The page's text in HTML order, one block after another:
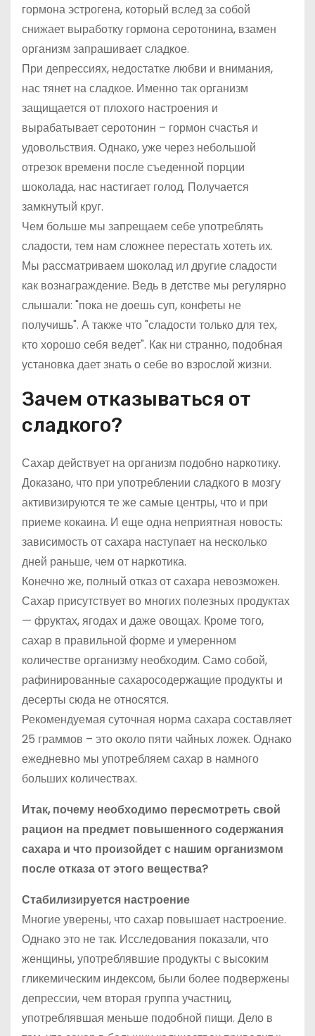
гормона эстрогена, который вслед за собой
снижает выработку гормона серотонина, взамен
организм запрашивает сладкое.
При депрессиях, недостатке любви и внимания,
нас тянет на сладкое. Именно так организм
защищается от плохого настроения и
вырабатывает серотонин – гормон счастья и
удовольствия. Однако, уже через небольшой
отрезок времени после съеденной порции
шоколада, нас настигает голод. Получается
замкнутый круг.
Чем больше мы запрещаем себе употреблять
сладости, тем нам сложнее перестать хотеть их.
Мы рассматриваем шоколад ил другие сладости
как вознаграждение. Ведь в детстве мы регулярно
слышали: "пока не доешь суп, конфеты не
получишь". А также что "сладости только для тех,
кто хорошо себя ведет". Как ни странно, подобная
установка дает знать о себе во взрослой жизни.
Зачем отказываться от
сладкого?
Сахар действует на организм подобно наркотику.
Доказано, что при употреблении сладкого в мозгу
активизируются те же самые центры, что и при
приеме кокаина. И еще одна неприятная новость:
зависимость от сахара наступает на несколько
дней раньше, чем от наркотика.
Конечно же, полный отказ от сахара невозможен.
Сахар присутствует во многих полезных продуктах
— фруктах, ягодах и даже овощах. Кроме того,
сахар в правильной форме и умеренном
количестве организму необходим. Само собой,
рафинированные сахаросодержащие продукты и
десерты сюда не относятся.
Рекомендуемая суточная норма сахара составляет
25 граммов – это около пяти чайных ложек. Однако
ежедневно мы употребляем сахар в намного
больших количествах.
Итак, почему необходимо пересмотреть свой
рацион на предмет повышенного содержания
сахара и что произойдет с нашим организмом
после отказа от этого вещества?
Стабилизируется настроение
Многие уверены, что сахар повышает настроение.
Однако это не так. Исследования показали, что
женщины, употреблявшие продукты с высоким
гликемическим индексом, были более подвержены
депрессии, чем вторая группа участниц,
употреблявшая меньше подобной пищи. Дело в